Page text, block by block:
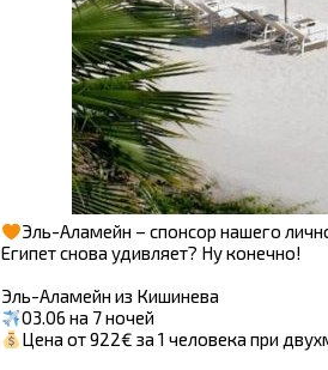
Эль-Аламейн – спонсор нашего
Египет снова удивляет? Ну конечно!
Эль-Аламейн из Кишинева
03.06 на 7 ночей
Цена от 922€ за 1 человека при